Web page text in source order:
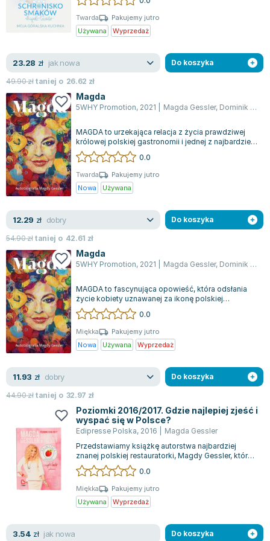
Zygmunt Freud
Agata Passent
Maciej Orłoś
Jo Nesbo
Katarzyna Miller
Antoine de Saint Exupery
Lew Tołstoj
Mark Twain
Marcin Meller
Paulina Młynarska
ks. Piotr Pawlukiewicz
Piotr Latocha
Michael Scott
Piotr Semka
Jarosław Iwaszkiewicz
Joseph Murphy
Jan Sztaudynger
Aleksander Puszkin
Oscar Wilde
Małgorzata Ohme
Leszek Czarnecki
Joanna Racewicz
Maria Seweryn
Janina Zającówna
Eric Helms
Anna Prus (oprac.)
Nela Mała Reporterka
Agnieszka Maciąg
Barbara Wrzesińska
Virginia Woolf
Twarda
Pakujemy jutro
Używana
Wyprzedaż
23.28 zł jak nowa
49.90złtaniej o 26.62 zł
Do koszyka
Magda
5WHY Promotion, 2021 Magda Gessler, Dominik Linowski
MAGDA to urzekająca relacja z życia prawdziwej
królowej polskiej gastronomii i jednej z najbardziej
wpływowych kobiet w Polsce. W...
0.0
Twarda
Pakujemy jutro
Nowa
Używana
12.29 zł dobry
54.90złtaniej o 42.61 zł
Do koszyka
Magda
5WHY Promotion, 2021 Magda Gessler, Dominik Linowski
MAGDA to fascynująca opowieść, która odsłania
życie kobiety uznawanej za ikonę polskiej
gastronomii oraz jedną z najbardziej znacz...
0.0
Miękka
Pakujemy jutro
Nowa
Używana Wyprzedaż
11.93 zł dobry
44.90złtaniej o 32.97 zł
Do koszyka
Poziomki 2016/2017. Gdzie najlepiej zjeść i
wyspać się w Polsce?
Edipresse Polska, 2016
Magda Gessler
Przedstawiamy książkę autorstwa najbardziej
znanej polskiej restauratorki, Magdy Gessler, której
popularność zyskała dzięki progra...
0.0
Miękka
Pakujemy jutro
Używana
Wyprzedaż
3.54 zł jak nowa Do koszyka